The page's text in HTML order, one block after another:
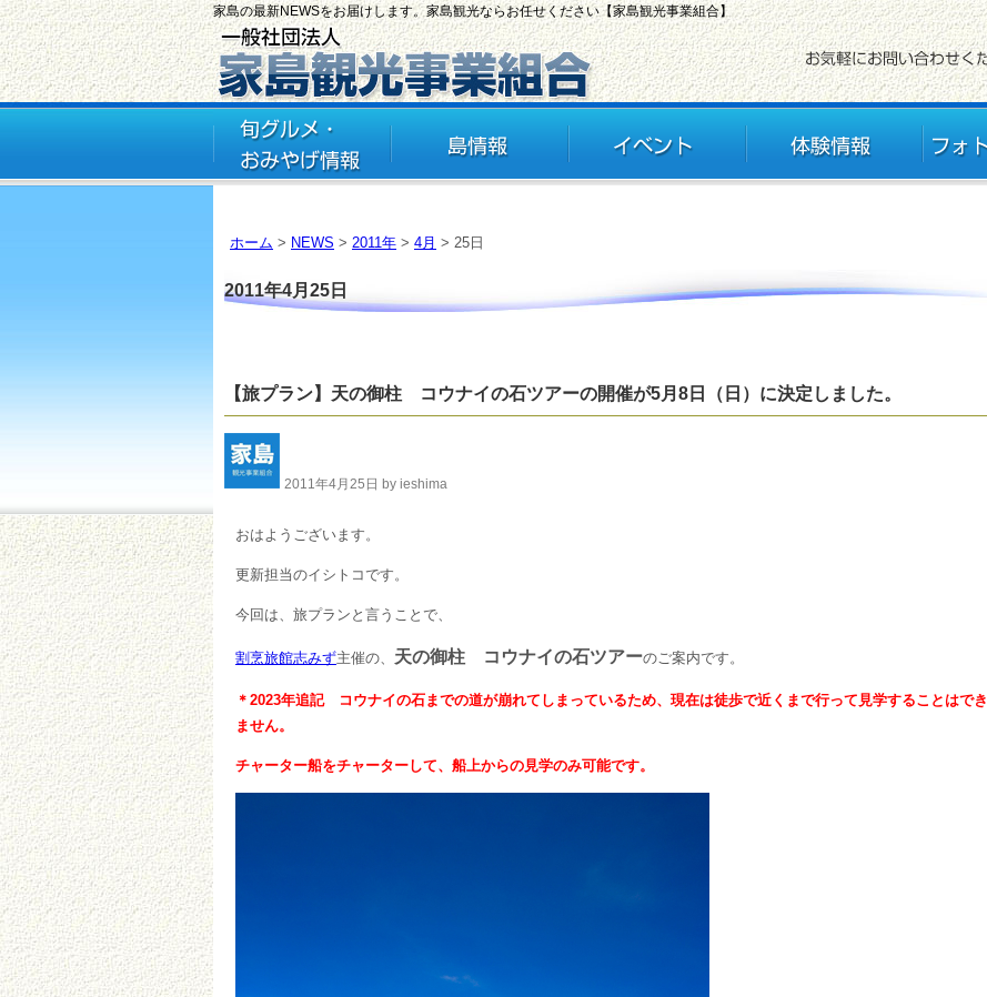
家島の最新NEWSをお届けします。家島観光ならお任せください【家島観光事業組合】
ホーム > NEWS > 2011年 > 4月 > 25日
2011年4月25日
【旅プラン】天の御柱 コウナイの石ツアーの開催が5月8日（日）に決定しました。
2011年4月25日 by ieshima
おはようございます。
更新担当のイシトコです。
今回は、旅プランと言うことで、
割烹旅館志みず主催の、 天の御柱 コウナイの石ツアーのご案内です。
＊2023年追記 コウナイの石までの道が崩れてしまっているため、現在は徒歩で近くまで行って見学することはでき
ません。
チャーター船をチャーターして、船上からの見学のみ可能です。